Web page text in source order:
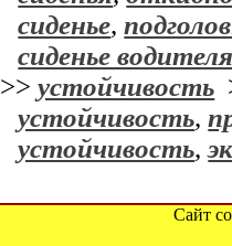
сиденье,
сиденье
>>устойчивость
устойчивость,
устойчивость,
Сайт